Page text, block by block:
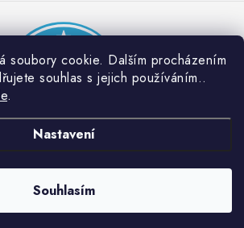
soubory cookie. Dalším procházením
souhlas s jejich používáním..
.
Nastavení
Souhlasím
plecháček
Dobrý triko. Všechna práva vyhrazena.